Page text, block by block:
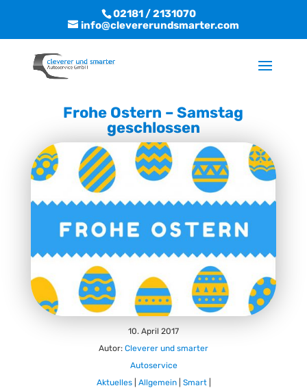
02181 / 2131070
info@clevererundsmarter.com
Frohe Ostern – Samstag
geschlossen
10. April 2017
Autor: Cleverer und smarter
Autoservice
Aktuelles| Allgemein| Smart|